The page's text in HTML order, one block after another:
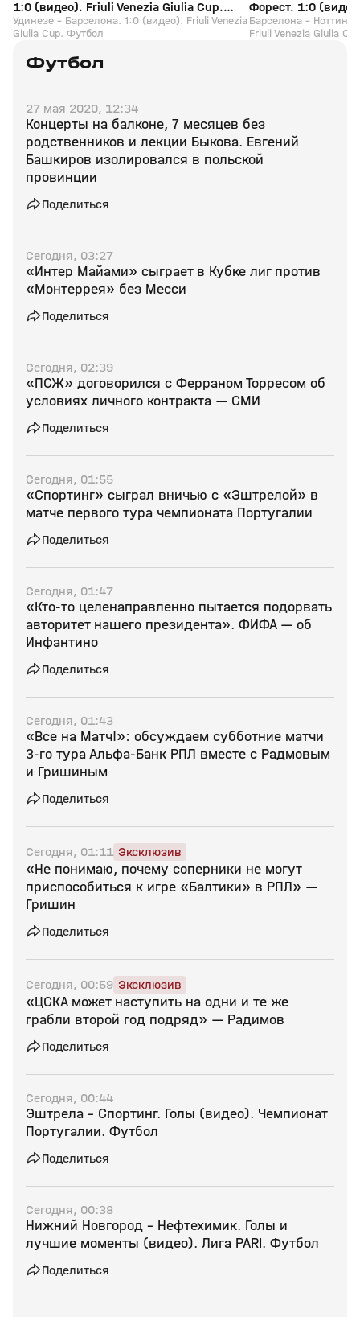
1:0 (видео). Friuli Venezia Giulia Cup.
Футбол
Удинезе - Барселона. 1:0 (видео). Friuli Venezia
Giulia Cup. Футбол
Форест. 1:0
Cup. Футбол
Барселона -
Friuli Venezia Giulia
Футбол
27 мая 2020, 12:34
Концерты на балконе, 7 месяцев без
родственников и лекции Быкова. Евгений
Башкиров изолировался в польской
провинции
Поделиться
Сегодня, 03:27
«Интер Майами» сыграет в Кубке лиг против
«Монтеррея» без Месси
Поделиться
Сегодня, 02:39
«ПСЖ» договорился с Ферраном Торресом об
условиях личного контракта — СМИ
Поделиться
Сегодня, 01:55
«Спортинг» сыграл вничью с «Эштрелой» в
матче первого тура чемпионата Португалии
Поделиться
Сегодня, 01:47
«Кто‑то целенаправленно пытается подорвать
авторитет нашего президента». ФИФА — об
Инфантино
Поделиться
Сегодня, 01:43
«Все на Матч!»: обсуждаем субботние матчи
3-го тура Альфа-Банк РПЛ вместе с Радмовым
и Гришиным
Поделиться
Сегодня, 01:11 Эксклюзив
«Не понимаю, почему соперники не могут
приспособиться к игре «Балтики» в РПЛ» —
Гришин
Поделиться
Сегодня, 00:59 Эксклюзив
«ЦСКА может наступить на одни и те же
грабли второй год подряд» — Радимов
Поделиться
Сегодня, 00:44
Эштрела - Спортинг. Голы (видео). Чемпионат
Португалии. Футбол
Поделиться
Сегодня, 00:38
Нижний Новгород - Нефтехимик. Голы и
лучшие моменты (видео). Лига PARI. Футбол
Поделиться